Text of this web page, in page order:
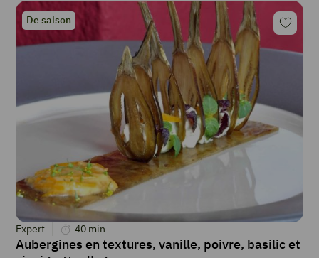
De saison
Expert 40 min
Aubergines en textures, vanille, poivre, basilic et